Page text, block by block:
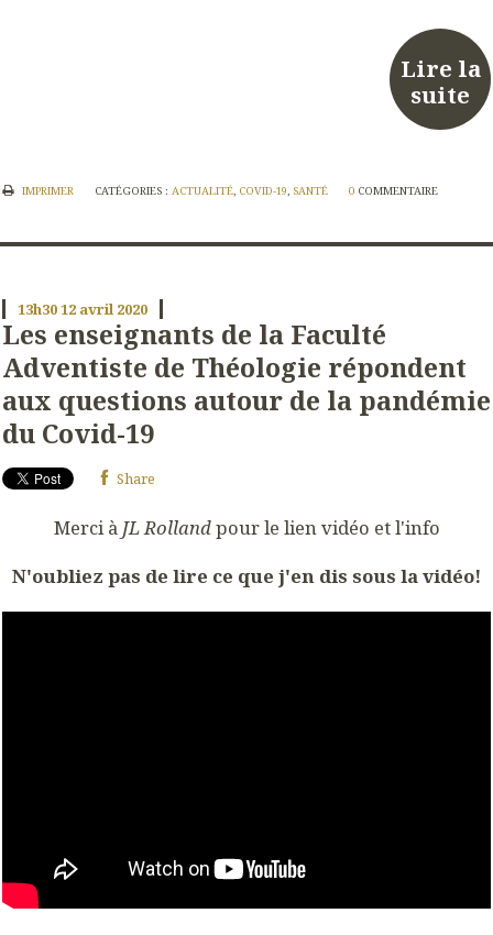
Lire la
suite
IMPRIMER CATÉGORIES : ACTUALITÉ, COVID-19, SANTÉ 0 COMMENTAIRE
13h3012 avril 2020
Les enseignants de la Faculté
Adventiste de Théologie répondent
aux questions autour de la pandémie
du Covid-19
Share
Merci à JL Rollandpour le lien vidéo et l'info
N'oubliez pas de lire ce que j'en dis sous la vidéo!